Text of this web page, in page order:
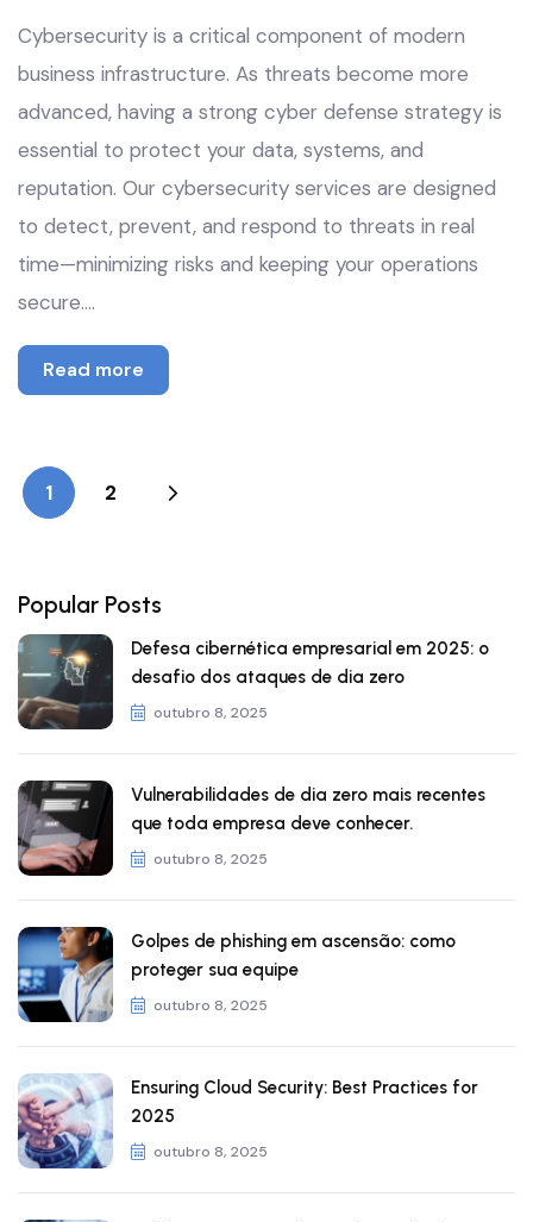
Cybersecurity is a critical component of modern
business infrastructure. As threats become more
advanced, having a strong cyber defense strategy is
essential to protect your data, systems, and
reputation. Our cybersecurity services are designed
to detect, prevent, and respond to threats in real
time—minimizing risks and keeping your operations
secure.…
Read more
1 2
Popular Posts
Defesa cibernética empresarial em 2025: o
desafio dos ataques de dia zero
outubro 8, 2025
Vulnerabilidades de dia zero mais recentes
que toda empresa deve conhecer.
outubro 8, 2025
Golpes de phishing em ascensão: como
proteger sua equipe
outubro 8, 2025
Ensuring Cloud Security: Best Practices for
2025
outubro 8, 2025